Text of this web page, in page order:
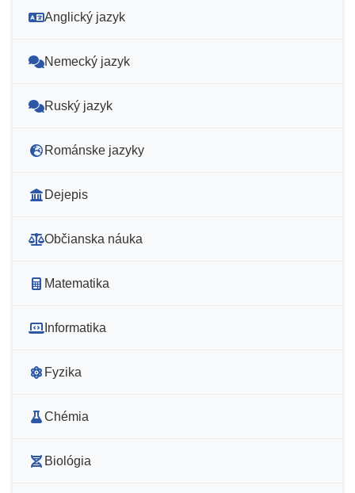
Anglický jazyk
Nemecký jazyk
Ruský jazyk
Románske jazyky
Dejepis
Občianska náuka
Matematika
Informatika
Fyzika
Chémia
Biológia